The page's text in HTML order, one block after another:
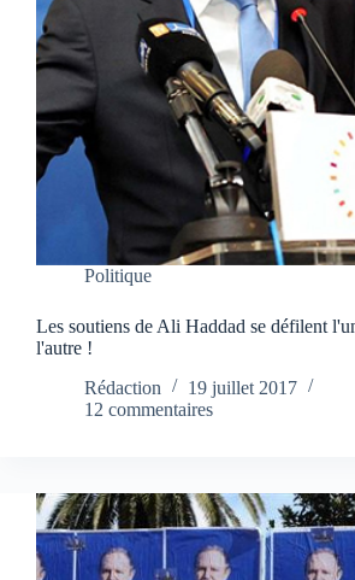
Politique
Les soutiens de Ali Haddad se défilent
l'autre !
Rédaction
19 juillet 2017
12 commentaires